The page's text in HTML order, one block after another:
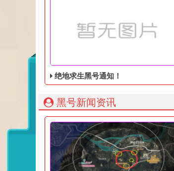
绝地求生黑号通知！
黑号新闻资讯